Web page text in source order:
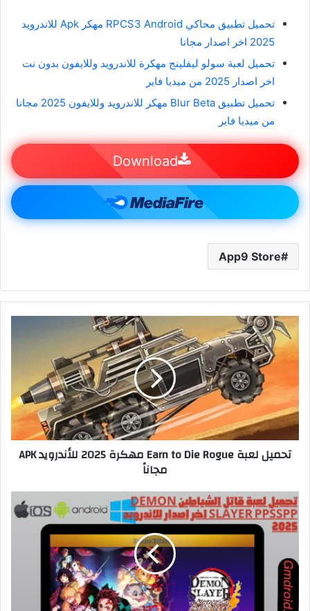
تحميل تطبيق محاكي RPCS3 Android مهكر Apk للاندرويد
2025 اخر اصدار مجانا
تحميل لعبة سولو ليفلينج مهكرة للاندرويد وللايفون بدون نت
اخر اصدار 2025 من ميديا فاير
تحميل تطبيق Blur Beta مهكر للاندرويد وللايفون 2025 مجانا
من ميديا فاير
Download
App9 Store
تحميل لعبة Earn to Die Rogue مهكرة 2025 للأندرويد APK
مجاناً